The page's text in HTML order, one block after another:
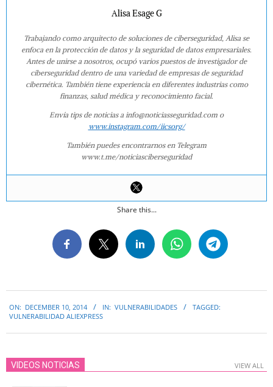
Alisa Esage G
Trabajando como arquitecto de soluciones de ciberseguridad, Alisa se
enfoca en la protección de datos y la seguridad de datos empresariales.
Antes de unirse a nosotros, ocupó varios puestos de investigador de
ciberseguridad dentro de una variedad de empresas de seguridad
cibernética. También tiene experiencia en diferentes industrias como
finanzas, salud médica y reconocimiento facial.
Envía tips de noticias a info@noticiasseguridad.com o
www.instagram.com/iicsorg/
También puedes encontrarnos en Telegram
www.t.me/noticiasciberseguridad
Share this...
12-
ON: DECEMBER 10, 2014 IN: VULNERABILIDADES
TAGGED:
VULNERABILIDAD ALIEXPRESS
VIDEOS NOTICIAS VIEW ALL